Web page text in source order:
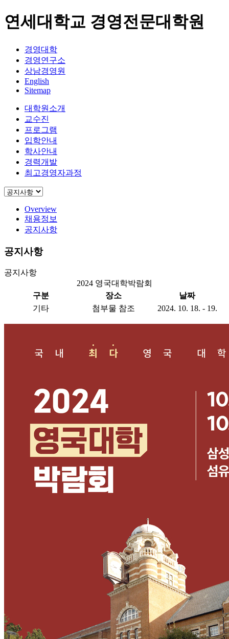
연세대학교 경영전문대학원
경영대학
경영연구소
상남경영원
English
Sitemap
대학원소개
교수진
프로그램
입학안내
학사안내
경력개발
최고경영자과정
Overview
채용정보
공지사항
공지사항
공지사항
2024 영국대학박람회
구분
장소
날짜
기타
첨부물 참조 2024. 10. 18. - 19.